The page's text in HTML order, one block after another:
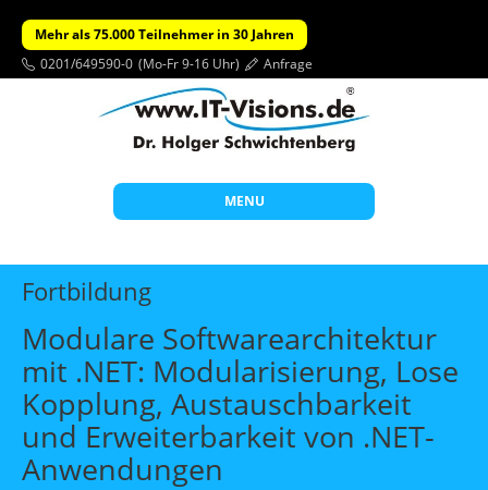
Mehr als 75.000 Teilnehmer in 30 Jahren
0201/649590-0 (Mo-Fr 9-16 Uhr) Anfrage
MENU
Start
Themen
Beratung
Individuelle Schulungen
Offene Seminare
Wissen
Fortbildung
Modulare Softwarearchitektur
mit .NET: Modularisierung, Lose
Kopplung, Austauschbarkeit
und Erweiterbarkeit von .NET-
Anwendungen